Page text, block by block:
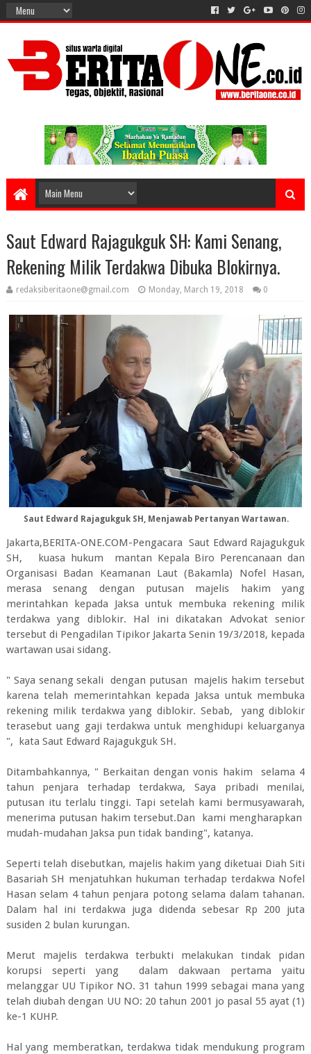
Saut Edward Rajagukguk SH: Kami Senang,
Rekening Milik Terdakwa Dibuka Blokirnya.
redaksiberitaone@gmail.com Monday, March 19, 2018 0
Saut Edward Rajagukguk SH, Menjawab Pertanyan Wartawan.
Jakarta,BERITA-ONE.COM-Pengacara Saut Edward Rajagukguk
SH, kuasa hukum mantan Kepala Biro Perencanaan dan
Organisasi Badan Keamanan Laut (Bakamla) Nofel Hasan,
merasa senang dengan putusan majelis hakim yang
merintahkan kepada Jaksa untuk membuka rekening milik
terdakwa yang diblokir. Hal ini dikatakan Advokat senior
tersebut di Pengadilan Tipikor Jakarta Senin 19/3/2018, kepada
wartawan usai sidang.
" Saya senang sekali dengan putusan majelis hakim tersebut
karena telah memerintahkan kepada Jaksa untuk membuka
rekening milik terdakwa yang diblokir. Sebab, yang diblokir
terasebut uang gaji terdakwa untuk menghidupi keluarganya
", kata Saut Edward Rajagukguk SH.
Ditambahkannya, " Berkaitan dengan vonis hakim selama 4
tahun penjara terhadap terdakwa, Saya pribadi menilai,
putusan itu terlalu tinggi. Tapi setelah kami bermusyawarah,
menerima putusan hakim tersebut.Dan kami mengharapkan
mudah-mudahan Jaksa pun tidak banding", katanya.
Seperti telah disebutkan, majelis hakim yang diketuai Diah Siti
Basariah SH menjatuhkan hukuman terhadap terdakwa Nofel
Hasan selam 4 tahun penjara potong selama dalam tahanan.
Dalam hal ini terdakwa juga didenda sebesar Rp 200 juta
susiden 2 bulan kurungan.
Merut majelis terdakwa terbukti melakukan tindak pidan
korupsi seperti yang dalam dakwaan pertama yaitu
melanggar UU Tipikor NO. 31 tahun 1999 sebagai mana yang
telah diubah dengan UU NO: 20 tahun 2001 jo pasal 55 ayat (1)
ke-1 KUHP.
Hal yang memberatkan, terdakwa tidak mendukung program